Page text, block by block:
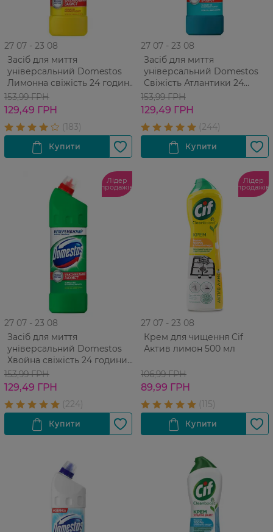
27 07 - 23 08
Засіб для миття
універсальний Domestos
Лимонна свіжість 24 години
1000мл
153,99 ГРН
129,49 ГРН
27 07 - 23 08
Засіб для миття
універсальний Domestos
Свіжість Атлантики 24
години 1000мл
153,99 ГРН
129,49 ГРН
Лідер
продажів
27 07 - 23 08
Засіб для миття
універсальний Domestos
Хвойна свіжість 24 години
1000мл
153,99 ГРН
129,49 ГРН
Лідер
продажів
27 07 - 23 08
Крем для чищення Cif
Актив лимон 500 мл
106,99 ГРН
89,99 ГРН